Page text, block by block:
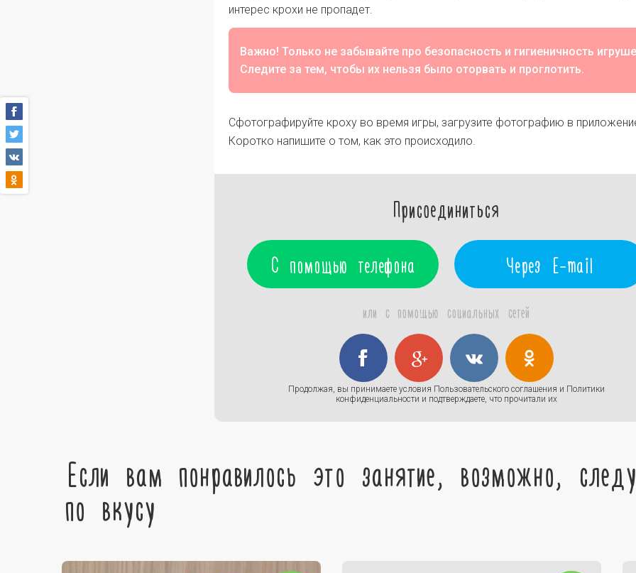
интерес крохи не пропадет.
Важно! Только не забывайте про безопасность и гигиеничность
Следите за тем, чтобы их нельзя было оторвать и проглотить.
Сфотографируйте кроху во время игры, загрузите фотографию в
Коротко напишите о том, как это происходило.
Присоединиться
С помощью телефона Через E-mail
или с помощью социальных сетей
Продолжая, вы принимаете условия Пользовательского соглашения и Политики
конфиденциальности и подтверждаете, что прочитали их
Если вам понравилось это занятие, возможно,
по вкусу